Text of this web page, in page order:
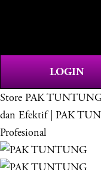
e
u
LOGIN
Store PAK
dan Efektif | PAK
Profesional